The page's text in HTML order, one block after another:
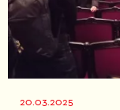
20.03.2025